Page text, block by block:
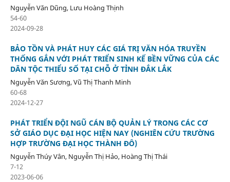
Nguyễn Văn Dũng, Lưu Hoàng Thịnh
54-60
2024-09-28
BẢO TỒN VÀ PHÁT HUY CÁC GIÁ TRỊ VĂN HÓA TRUYỀN
THỐNG GẮN VỚI PHÁT TRIỂN SINH KẾ BỀN VỮNG CỦA CÁC
DÂN TỘC THIỂU SỐ TẠI CHỖ Ở TỈNH ĐẮK LẮK
Nguyễn Văn Sương, Vũ Thị Thanh Minh
60-68
2024-12-27
PHÁT TRIỂN ĐỘI NGŨ CÁN BỘ QUẢN LÝ TRONG CÁC CƠ
SỞ GIÁO DỤC ĐẠI HỌC HIỆN NAY (NGHIÊN CỨU TRƯỜNG
HỢP TRƯỜNG ĐẠI HỌC THÀNH ĐÔ)
Nguyễn Thúy Vân, Nguyễn Thị Hảo, Hoàng Thị Thái
7-12
2023-06-06